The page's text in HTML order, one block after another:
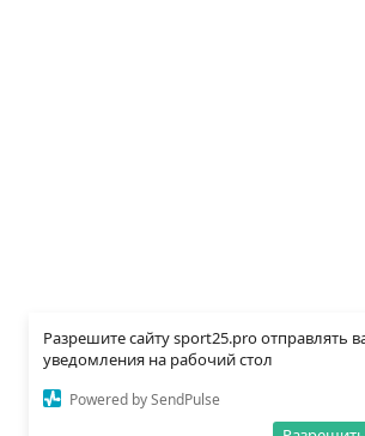
Разрешите сайту sport25.pro отправлять
уведомления на рабочий стол
Powered by SendPulse